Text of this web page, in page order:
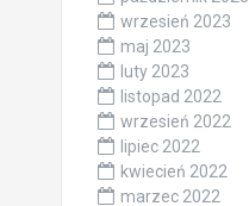
wrzesień 2023
maj 2023
luty 2023
listopad 2022
wrzesień 2022
lipiec 2022
kwiecień 2022
marzec 2022